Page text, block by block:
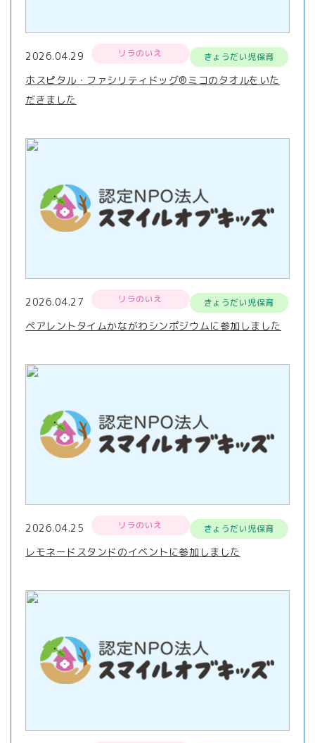
2026.04.29 リラのいえ きょうだい児保育
ホスピタル・ファシリティドッグ®ミコのタオルをいた
だきました
2026.04.27 リラのいえ きょうだい児保育
ペアレントタイムかながわシンポジウムに参加しました
2026.04.25 リラのいえ きょうだい児保育
レモネードスタンドのイベントに参加しました